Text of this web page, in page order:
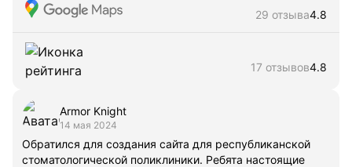
29 отзыва4.8
17 отзывов4.8
Armor Knight
14 мая 2024
Обратился для создания сайта для республиканской
стоматологической поликлиники. Ребята настоящие